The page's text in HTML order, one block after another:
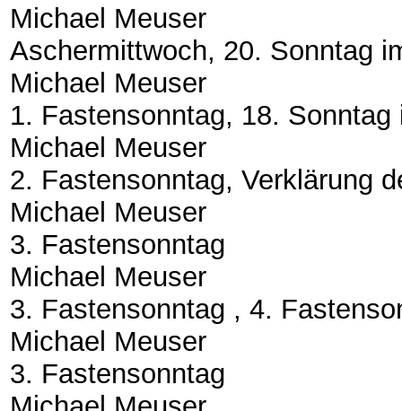
Michael Meuser
Aschermittwoch, 20. Sonntag
Michael Meuser
1. Fastensonntag, 18.
Michael Meuser
2. Fastensonntag, Verklärung
Michael Meuser
3. Fastensonntag
Michael Meuser
3. Fastensonntag , 4.
Michael Meuser
3. Fastensonntag